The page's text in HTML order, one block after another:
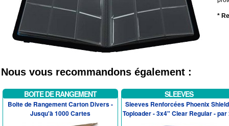
*
Nous vous recommandons également :
BOITE DE RANGEMENT
Boite de Rangement Carton Divers -
Jusqu'à 1000 Cartes
SLEEVES
Sleeves Renforcées Phoenix
Toploader - 3x4" Clear Regular - par